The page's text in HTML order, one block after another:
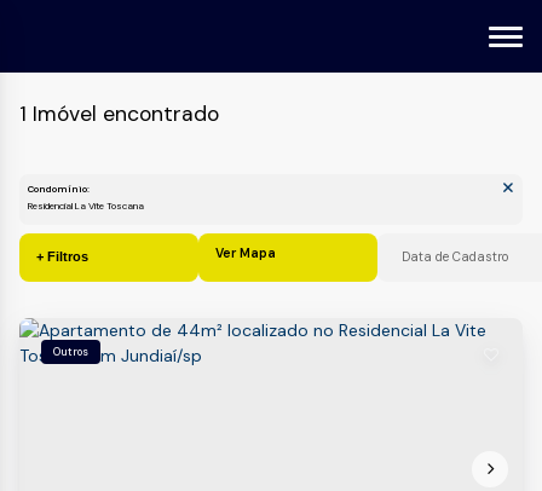
1 Imóvel encontrado
Condomínio:
Ver Mapa
Outros